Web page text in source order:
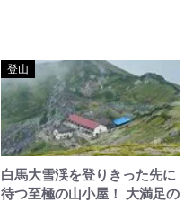
登山
白馬大雪渓を登りきった先に
待つ至極の山小屋！ 大満足の